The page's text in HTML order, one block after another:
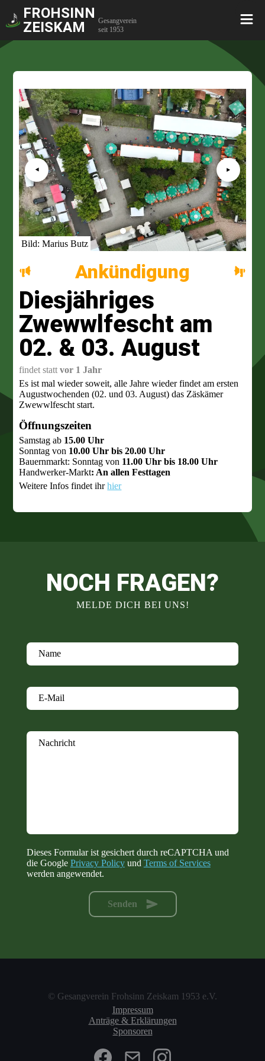
FROHSINN
ZEISKAM
Gesangverein
seit 1953
Bild:Marius Butz
‣
‣
Ankündigung
Diesjähriges
Zwewwlfescht am
02. & 03. August
findet stattvor 1 Jahr
Es ist mal wieder soweit, alle Jahre wieder findet am ersten
Augustwochenden (02. und 03. August) das Zäskämer
Zwewwlfescht start.
Öffnungszeiten
Samstag ab 15.00 Uhr
Sonntag von 10.00 Uhr bis 20.00 Uhr
⁠Bauernmarkt: Sonntag von 11.00 Uhr bis 18.00 Uhr
⁠Handwerker-Markt: An allen Festtagen
Weitere Infos findet ihrhier
NOCH FRAGEN?
MELDE DICH BEI UNS!
Name
E-Mail
Nachricht
Dieses Formular ist gesichert durch reCAPTCHA und
die Google Privacy Policyund Terms of Services
werden angewendet.
Senden
© Gesangverein Frohsinn Zeiskam 1953 e.V.
Impressum
Anträge & Erklärungen
Sponsoren